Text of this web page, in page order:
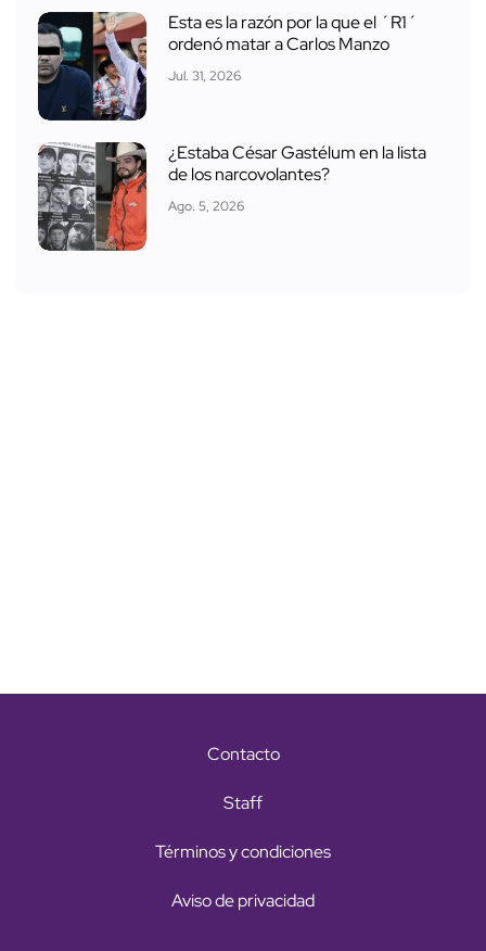
Esta es la razón por la que el ´R1´
ordenó matar a Carlos Manzo
Jul. 31, 2026
¿Estaba César Gastélum en la lista
de los narcovolantes?
Ago. 5, 2026
Contacto
Staff
Términos y condiciones
Aviso de privacidad